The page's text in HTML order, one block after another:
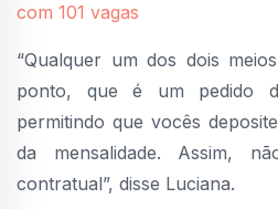
com 101 vagas
“Qualquer um dos dois
ponto, que é um pedido
permitindo que vocês
da mensalidade. Assim,
contratual”, disse Luciana.